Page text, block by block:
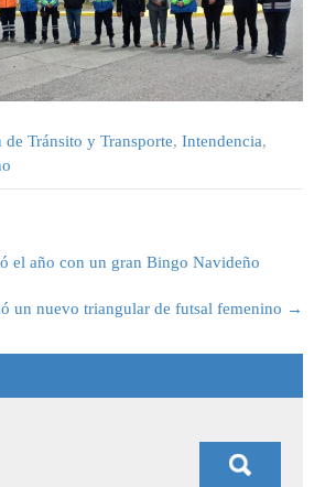
Tránsito y Transporte, Intendencia,
el año con un gran Bingo Navideño
un nuevo triangular de futsal femenino →